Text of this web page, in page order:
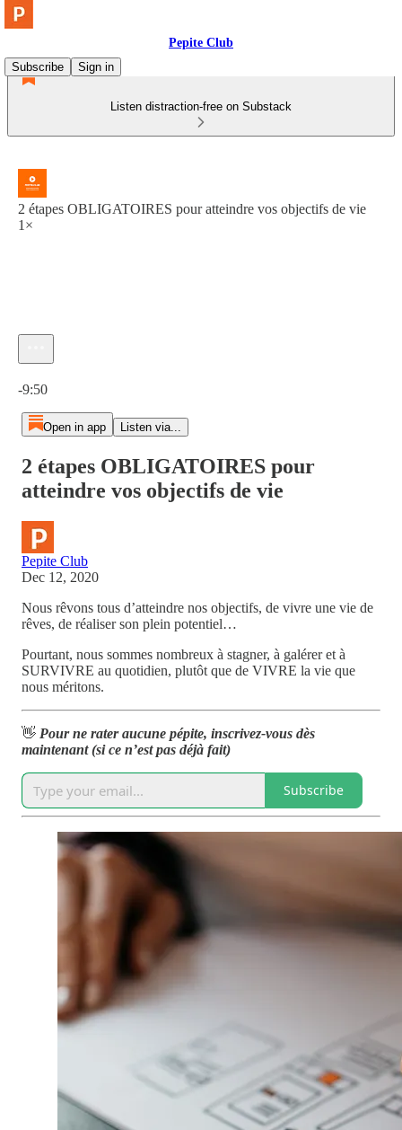
Pepite Club
Subscribe
Sign in
Listen distraction-free on Substack
2 étapes OBLIGATOIRES pour atteindre vos objectifs de vie
1×
-9:50
Open in app Listen via...
2 étapes OBLIGATOIRES pour
atteindre vos objectifs de vie
Pepite Club
Dec 12, 2020
Nous rêvons tous d’atteindre nos objectifs, de vivre une vie de
rêves, de réaliser son plein potentiel…
Pourtant, nous sommes nombreux à stagner, à galérer et à
SURVIVRE au quotidien, plutôt que de VIVRE la vie que
nous méritons.
👋 Pour ne rater aucune pépite, inscrivez-vous dès
maintenant (si ce n’est pas déjà fait)
Subscribe